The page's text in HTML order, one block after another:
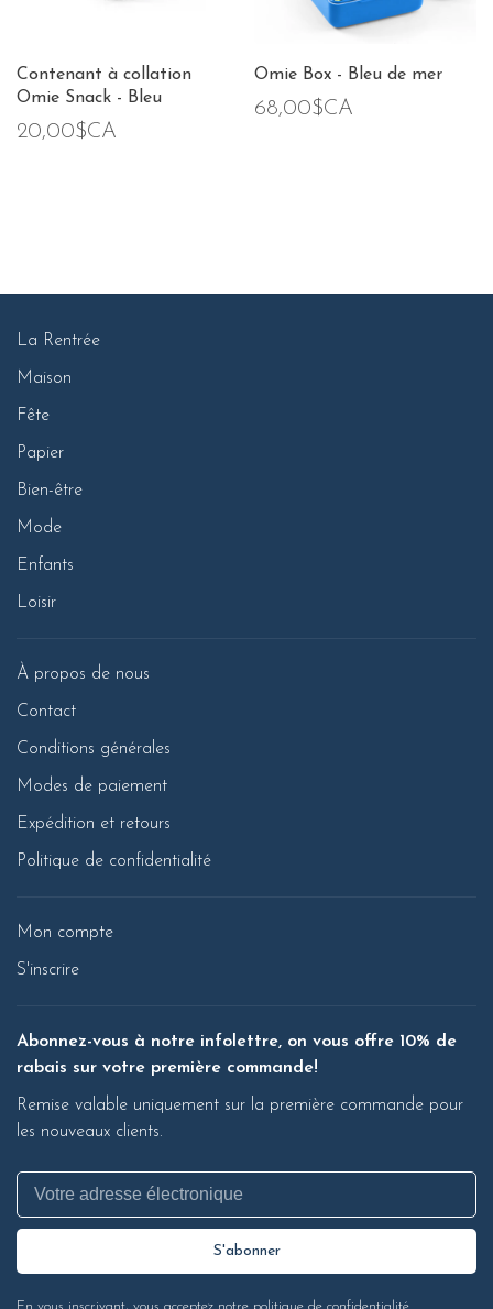
Contenant à collation
Omie Snack - Bleu
20,00$CA
Omie Box - Bleu de mer
68,00$CA
La Rentrée
Maison
Fête
Papier
Bien-être
Mode
Enfants
Loisir
À propos de nous
Contact
Conditions générales
Modes de paiement
Expédition et retours
Politique de confidentialité
Mon compte
S'inscrire
Abonnez-vous à notre infolettre, on vous offre 10% de
rabais sur votre première commande!
Remise valable uniquement sur la première commande pour
les nouveaux clients.
S'abonner